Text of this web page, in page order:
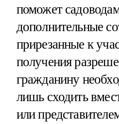
поможет
дополнительные
прирезанные к
получения
гражданину
лишь сходить
или